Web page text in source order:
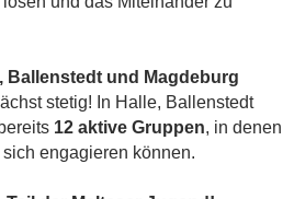
Ballenstedt und Magdeburg
stetig! In Halle, Ballenstedt
12 aktive Gruppen, in denen
engagieren können.